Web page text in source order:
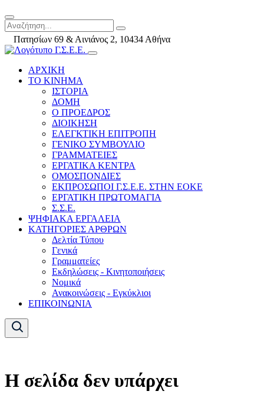
Πατησίων 69 & Αινιάνος 2, 10434 Αθήνα
ΑΡΧΙΚΗ
ΤΟ ΚΙΝΗΜΑ
ΙΣΤΟΡΙΑ
ΔΟΜΗ
Ο ΠΡΟΕΔΡΟΣ
ΔΙΟΙΚΗΣΗ
ΕΛΕΓΚΤΙΚΗ ΕΠΙΤΡΟΠΗ
ΓΕΝΙΚΟ ΣΥΜΒΟΥΛΙΟ
ΓΡΑΜΜΑΤΕΙΕΣ
ΕΡΓΑΤΙΚΑ ΚΕΝΤΡΑ
ΟΜΟΣΠΟΝΔΙΕΣ
ΕΚΠΡΟΣΩΠΟΙ Γ.Σ.Ε.Ε. ΣΤΗΝ ΕΟΚΕ
ΕΡΓΑΤΙΚΗ ΠΡΩΤΟΜΑΓΙΑ
Σ.Σ.Ε.
ΨΗΦΙΑΚΑ ΕΡΓΑΛΕΙΑ
ΚΑΤΗΓΟΡΙΕΣ ΑΡΘΡΩΝ
Δελτία Τύπου
Γενικά
Γραμματείες
Εκδηλώσεις - Κινητοποιήσεις
Νομικά
Ανακοινώσεις - Εγκύκλιοι
ΕΠΙΚΟΙΝΩΝΙΑ
Η σελίδα δεν υπάρχει